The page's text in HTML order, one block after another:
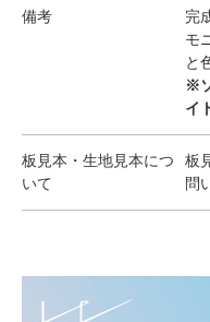
備考
完
モ
と
※
イ
板見本・生地見本につ
いて
板
問